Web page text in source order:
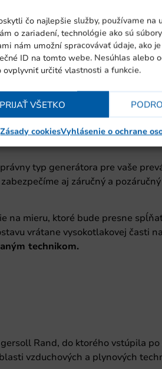
čo najlepšie služby, používame na
o zariadení, technológie ako sú
nám umožní spracovávať údaje, ako
ID na tomto webe. Nesúhlas alebo
ovplyvniť určité vlastnosti a funkcie.
PRIJAŤ VŠETKO
Zásady cookiesVyhlásenie o ochrane
typ generátora pre vaše
aj záručný a
na mieru, ktoré bude presne
vrátane vysokotlakovej časti
technikom.
Rand, do ktorého vstúpila
vzduchových a plynových